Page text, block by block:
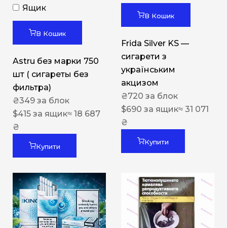
Ящик
В Кошик
Astru без марки 750
шт ( сигареты без
фильтра)
₴349 за блок
$415 за ящик≈ 18 687
₴
Купити
В Кошик
Frida Silver KS —
сигарети з
українським
акцизом
₴720 за блок
$690 за ящик≈ 31 071
₴
Купити